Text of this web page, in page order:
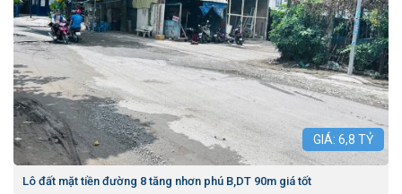
GIÁ: 6,8 TỶ
Lô đất mặt tiền đường 8 tăng nhơn phú B,DT 90m giá tốt